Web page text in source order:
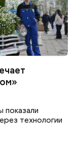
показали
технологии